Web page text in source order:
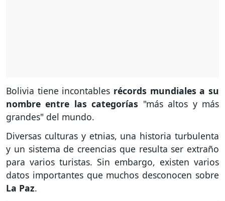
Bolivia tiene incontables récords mundiales a su
nombre entre las categorías "más altos y más
grandes" del mundo.
Diversas culturas y etnias, una historia turbulenta
y un sistema de creencias que resulta ser extraño
para varios turistas. Sin embargo, existen varios
datos importantes que muchos desconocen sobre
La Paz.